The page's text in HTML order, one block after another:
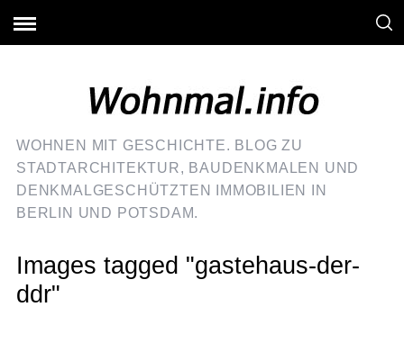
WOHNEN MIT GESCHICHTE. BLOG ZU
STADTARCHITEKTUR, BAUDENKMALEN UND
DENKMALGESCHÜTZTEN IMMOBILIEN IN
BERLIN UND POTSDAM.
Images tagged "gastehaus-der-
ddr"